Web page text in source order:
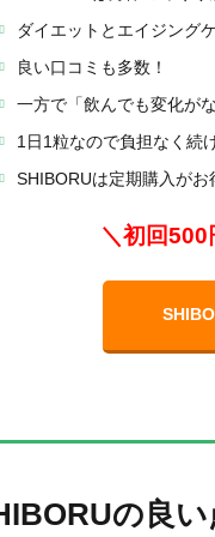
ダイエットとエイジング
良い口コミも多数！
一方で「飲んでも変化が
1日1粒なので負担なく続
SHIBORUは定期購入がお
＼初回500
の良